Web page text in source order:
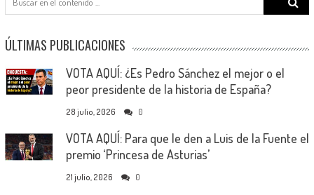
for:
ÚLTIMAS PUBLICACIONES
VOTA AQUÍ: ¿Es Pedro Sánchez el mejor o el
peor presidente de la historia de España?
28 julio, 2026 0
VOTA AQUÍ: Para que le den a Luis de la Fuente el
premio ‘Princesa de Asturias’
21 julio, 2026 0